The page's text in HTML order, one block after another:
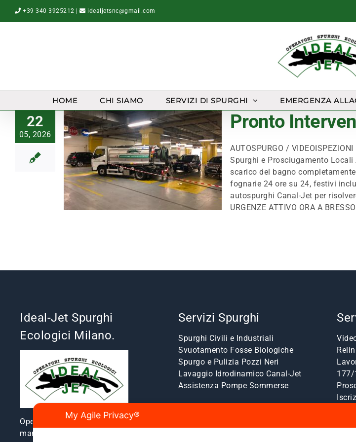
Salta
+39 340 3925212 idealjetsnc@gmail.com
HOME CHI SIAMO SERVIZI DI SPURGHI EMERGENZA
22
05, 2026
Pronto
AUTOSPURGO /
Spurghi e Prosciugamento
scarico del bagno
fognarie 24 ore su 24, festivi
autospurghi Canal-Jet per
URGENZE ATTIVO ORA A
Ideal-Jet Spurghi
Ecologici Milano.
Operatori spurghi ecologici e
manutenzione fognature a Milano e
Servizi Spurghi
Spurghi Civili e Industriali
Svuotamento Fosse Biologiche
Spurgo e Pulizia Pozzi Neri
Lavaggio Idrodinamico Canal-Jet
Assistenza Pompe Sommerse
177/
My Agile Privacy®